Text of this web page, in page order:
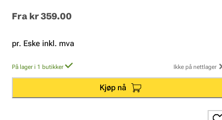
Fra kr 359.00
pr. Eske inkl. mva
På lager i 1 butikker Ikke på nettlager
Kjøp nå